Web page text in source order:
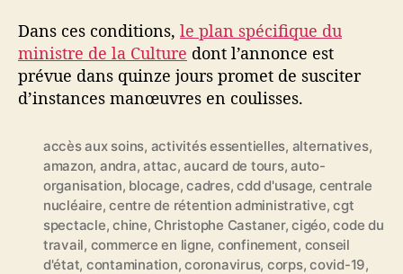
Dans ces conditions, le plan spécifique du
ministre de la Culture dont l’annonce est
prévue dans quinze jours promet de susciter
d’instances manœuvres en coulisses.
accès aux soins, activités essentielles, alternatives,
amazon, andra,attac,aucard de tours,auto-
organisation, blocage,cadres,cdd d'usage, centrale
nucléaire,centre de rétention administrative,cgt
spectacle,chine, Christophe Castaner,cigéo,code du
travail, commerce en ligne, confinement, conseil
d'état, contamination,coronavirus, corps,covid-19,